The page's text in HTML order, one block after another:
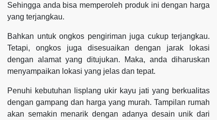
Sehingga anda bisa memperoleh produk ini dengan harga
yang terjangkau.
Bahkan untuk ongkos pengiriman juga cukup terjangkau.
Tetapi, ongkos juga disesuaikan dengan jarak lokasi
dengan alamat yang ditujukan. Maka, anda diharuskan
menyampaikan lokasi yang jelas dan tepat.
Penuhi kebutuhan lisplang ukir kayu jati yang berkualitas
dengan gampang dan harga yang murah. Tampilan rumah
akan semakin menarik dengan adanya desain unik dari